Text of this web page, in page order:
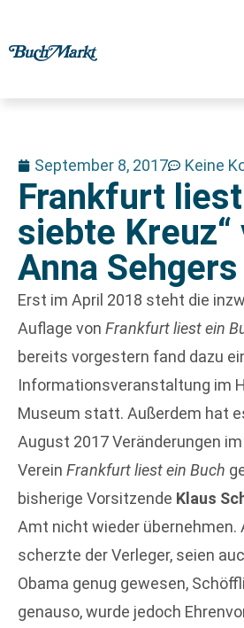
September 8, 2017 Keine
Frankfurt liest
siebte Kreuz“
Anna Sehgers
Erst im April 2018 steht die
Auflage von Frankfurt liest ein
bereits vorgestern fand dazu
Informationsveranstaltung im
Museum statt. Außerdem hat
August 2017 Veränderungen
Verein Frankfurt liest ein Buch
bisherige Vorsitzende Klaus
Amt nicht wieder übernehmen.
scherzte der Verleger, seien
Obama genug gewesen,
genauso, wurde jedoch